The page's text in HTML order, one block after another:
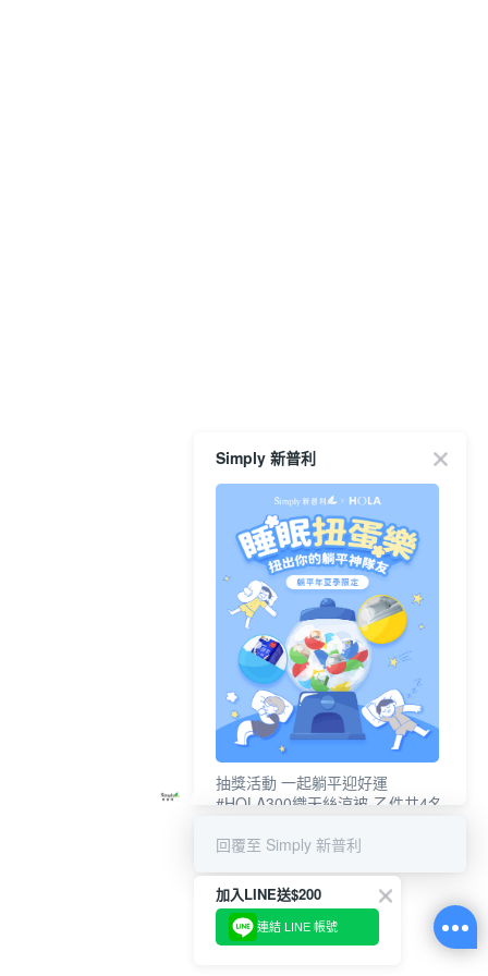
Simply 新普利
抽獎活動 一起躺平迎好運
#HOLA300織天絲涼被-乙件共4名
回覆至 Simply 新普利
加入LINE送$200
連結 LINE 帳號